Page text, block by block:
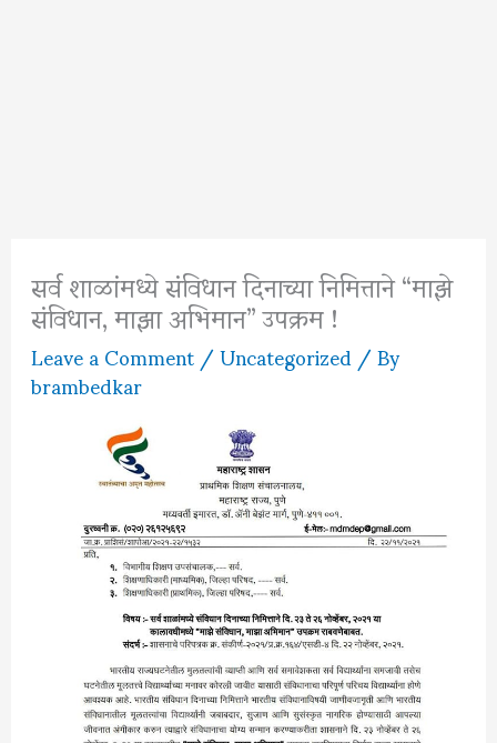
सर्व शाळांमध्ये संविधान दिनाच्या निमित्ताने “माझे
संविधान, माझा अभिमान” उपक्रम !
Leave a Comment/Uncategorized/ By
brambedkar